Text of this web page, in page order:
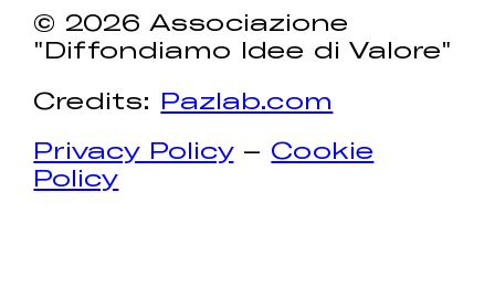
© 2026 Associazione
"Diffondiamo Idee di Valore"
Credits: Pazlab.com
Privacy Policy– Cookie
Policy